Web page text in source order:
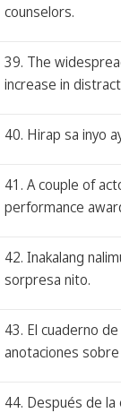
counselors.
39. The
increase in
40. Hirap sa inyo
41. A couple of
performance
42. Inakalang
sorpresa nito.
43. El cuaderno
anotaciones
44. Después de